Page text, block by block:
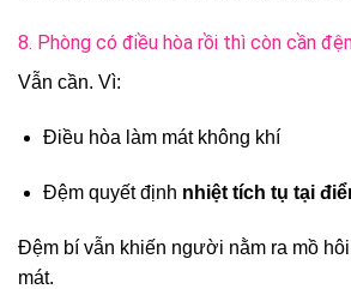
8. Phòng có điều hòa rồi thì còn cần
Vẫn cần. Vì:
Điều hòa làm mát không khí
Đệm quyết định nhiệt tích tụ tại
Đệm bí vẫn khiến người nằm ra mồ
mát.